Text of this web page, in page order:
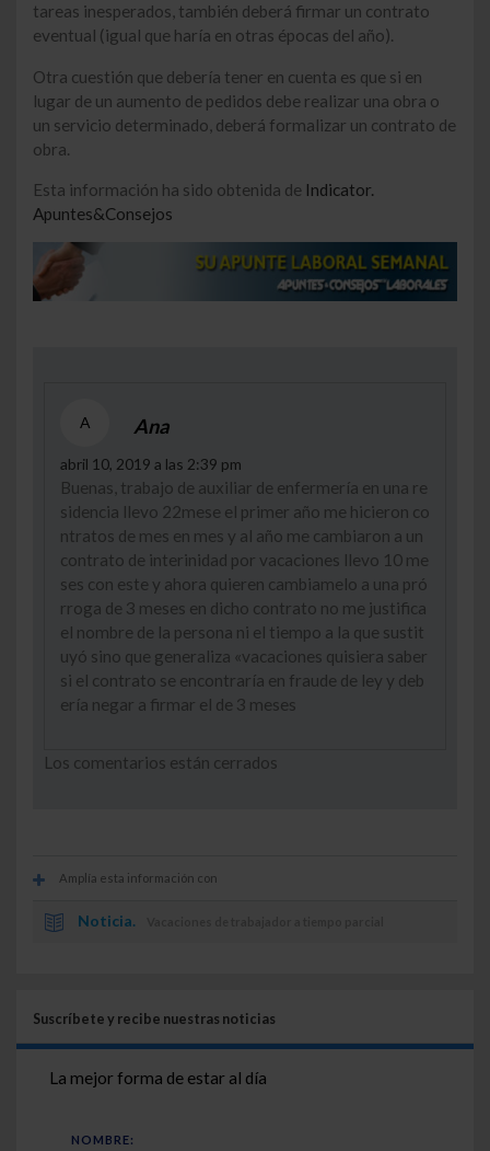
tareas inesperados, también deberá firmar un contrato
eventual (igual que haría en otras épocas del año).
Otra cuestión que debería tener en cuenta es que si en
lugar de un aumento de pedidos debe realizar una obra o
un servicio determinado, deberá formalizar un contrato de
obra.
Esta información ha sido obtenida de Indicator.
Apuntes&Consejos
A Ana
abril 10, 2019 a las 2:39 pm
Buenas, trabajo de auxiliar de enfermería en una re
sidencia llevo 22mese el primer año me hicieron co
ntratos de mes en mes y al año me cambiaron a un
contrato de interinidad por vacaciones llevo 10 me
ses con este y ahora quieren cambiamelo a una pró
rroga de 3 meses en dicho contrato no me justifica
el nombre de la persona ni el tiempo a la que sustit
uyó sino que generaliza «vacaciones quisiera saber
si el contrato se encontraría en fraude de ley y deb
ería negar a firmar el de 3 meses
Los comentarios están cerrados
Amplía esta información con
Noticia.
Suscríbete y recibe nuestras noticias
La mejor forma de estar al día
NOMBRE: